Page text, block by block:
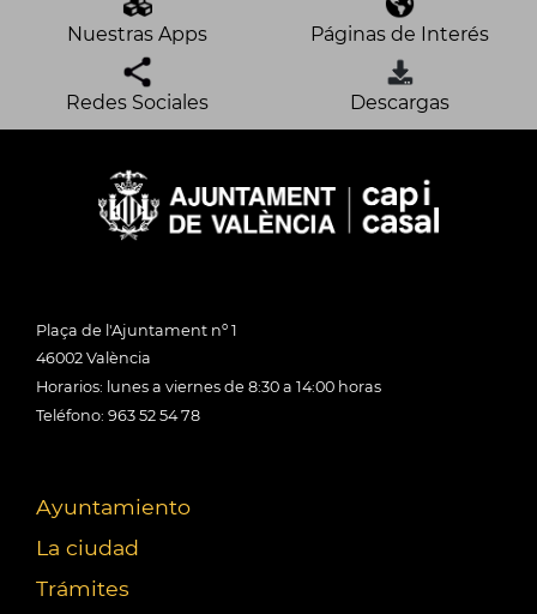
Nuestras Apps Páginas de Interés
Redes Sociales Descargas
Plaça de l'Ajuntament nº 1
46002 València
Horarios: lunes a viernes de 8:30 a 14:00 horas
Teléfono: 963 52 54 78
Ayuntamiento
La ciudad
Trámites